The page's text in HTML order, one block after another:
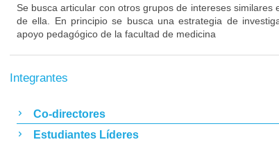
Se busca articular con otros grupos de intereses
de ella. En principio se busca una estrategia de
apoyo pedagógico de la facultad de medicina
Integrantes
Co-directores
Estudiantes Líderes